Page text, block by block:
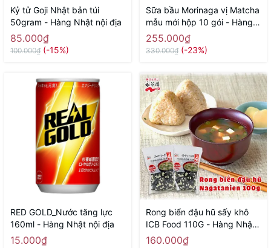
Kỷ tử Goji Nhật bản túi
50gram - Hàng Nhật nội địa
85.000₫
100.000₫ (-15%)
Sữa bầu Morinaga vị Matcha
mẫu mới hộp 10 gói - Hàng
Nhật nội
255.000₫
330.000₫ (-23%)
RED GOLD_Nước tăng lực
160ml - Hàng Nhật nội địa
15.000₫
Rong biển đậu hũ sấy khô
ICB Food 110G - Hàng Nhật
nội địa
160.000₫